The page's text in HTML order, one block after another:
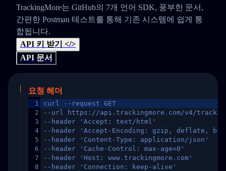
TrackingMore는 GitHub의 7개 언어 SDK, 풍부한 문서,
간편한 Postman 테스트를 통해 기존 시스템에 쉽게 통
합됩니다.
API 키 받기 </>
API 문서
요청 헤더
1
2
3
4
5
6
7
8
curl --request GET
--url https://api.trackingmore.com/v4/trackings/
--header 'Accept: text/html'
--header 'Accept-Encoding: gzip, deflate,
--header 'Content-Type: application/json'
--header 'Cache-Control: max-age=0'
--header 'Host: www.trackingmore.com'
--header 'Connection: keep-alive'